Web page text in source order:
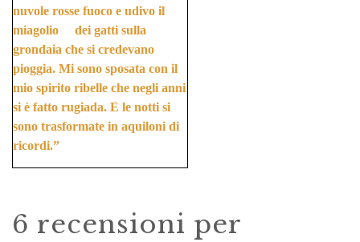
nuvole rosse fuoco e udivo il
miagolio dei gatti sulla
grondaia che si credevano
pioggia. Mi sono sposata con il
mio spirito ribelle che negli anni
si è fatto rugiada. E le notti si
sono trasformate in aquiloni di
ricordi.”
6 recensioni per